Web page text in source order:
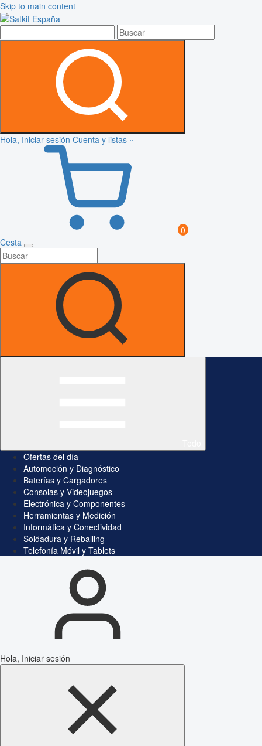
Skip to main content
Hola, Iniciar sesión Cuenta y listas
0
Cesta
Ofertas del día
Automoción y Diagnóstico
Baterías y Cargadores
Consolas y Videojuegos
Electrónica y Componentes
Herramientas y Medición
Informática y Conectividad
Soldadura y Reballing
Telefonía Móvil y Tablets
Hola, Iniciar sesión